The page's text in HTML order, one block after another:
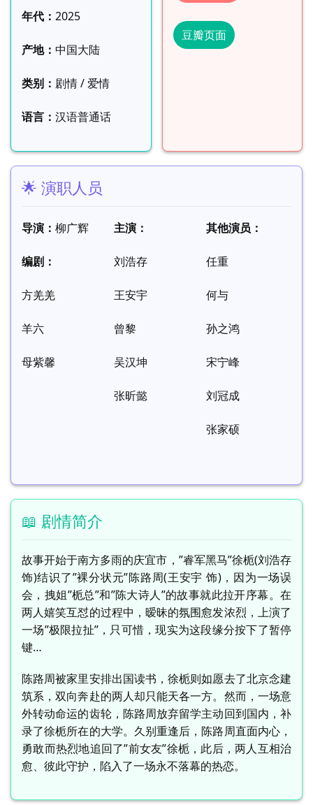
年代： 2025
产地： 中国大陆
类别： 剧情 / 爱情
语言： 汉语普通话
豆瓣页面
🌟 演职人员
导演： 柳广辉
编剧：
方羌羌
羊六
母紫馨
主演：
刘浩存
王安宇
曾黎
吴汉坤
张昕懿
其他演员：
任重
何与
孙之鸿
宋宁峰
刘冠成
张家硕
📖 剧情简介
故事开始于南方多雨的庆宜市，”睿军黑马”徐栀(刘浩存
饰)结识了”裸分状元”陈路周(王安宇 饰)，因为一场误
会，拽姐”栀总”和”陈大诗人”的故事就此拉开序幕。在
两人嬉笑互怼的过程中，暧昧的氛围愈发浓烈，上演了
一场”极限拉扯”，只可惜，现实为这段缘分按下了暂停
键…
陈路周被家里安排出国读书，徐栀则如愿去了北京念建
筑系，双向奔赴的两人却只能天各一方。然而，一场意
外转动命运的齿轮，陈路周放弃留学主动回到国内，补
录了徐栀所在的大学。久别重逢后，陈路周直面内心，
勇敢而热烈地追回了”前女友”徐栀，此后，两人互相治
愈、彼此守护，陷入了一场永不落幕的热恋。